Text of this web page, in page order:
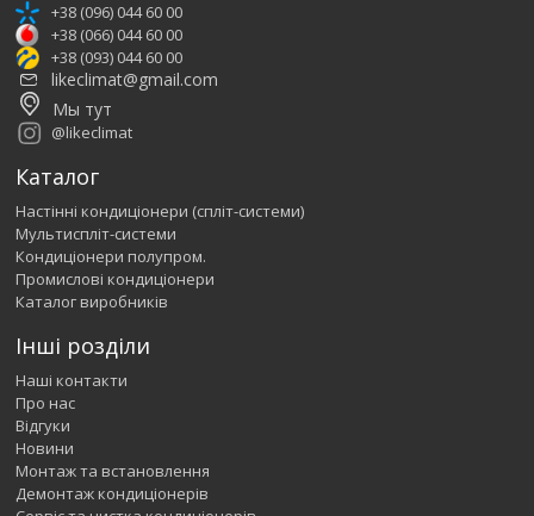
+38 (096) 044 60 00
+38 (066) 044 60 00
+38 (093) 044 60 00
likeclimat@gmail.com
Мы тут
@likeclimat
Каталог
Настінні кондиціонери (спліт-системи)
Мультиспліт-системи
Кондиціонери полупром.
Промислові кондиціонери
Каталог виробників
Інші розділи
Наші контакти
Про нас
Відгуки
Новини
Монтаж та встановлення
Демонтаж кондиціонерів